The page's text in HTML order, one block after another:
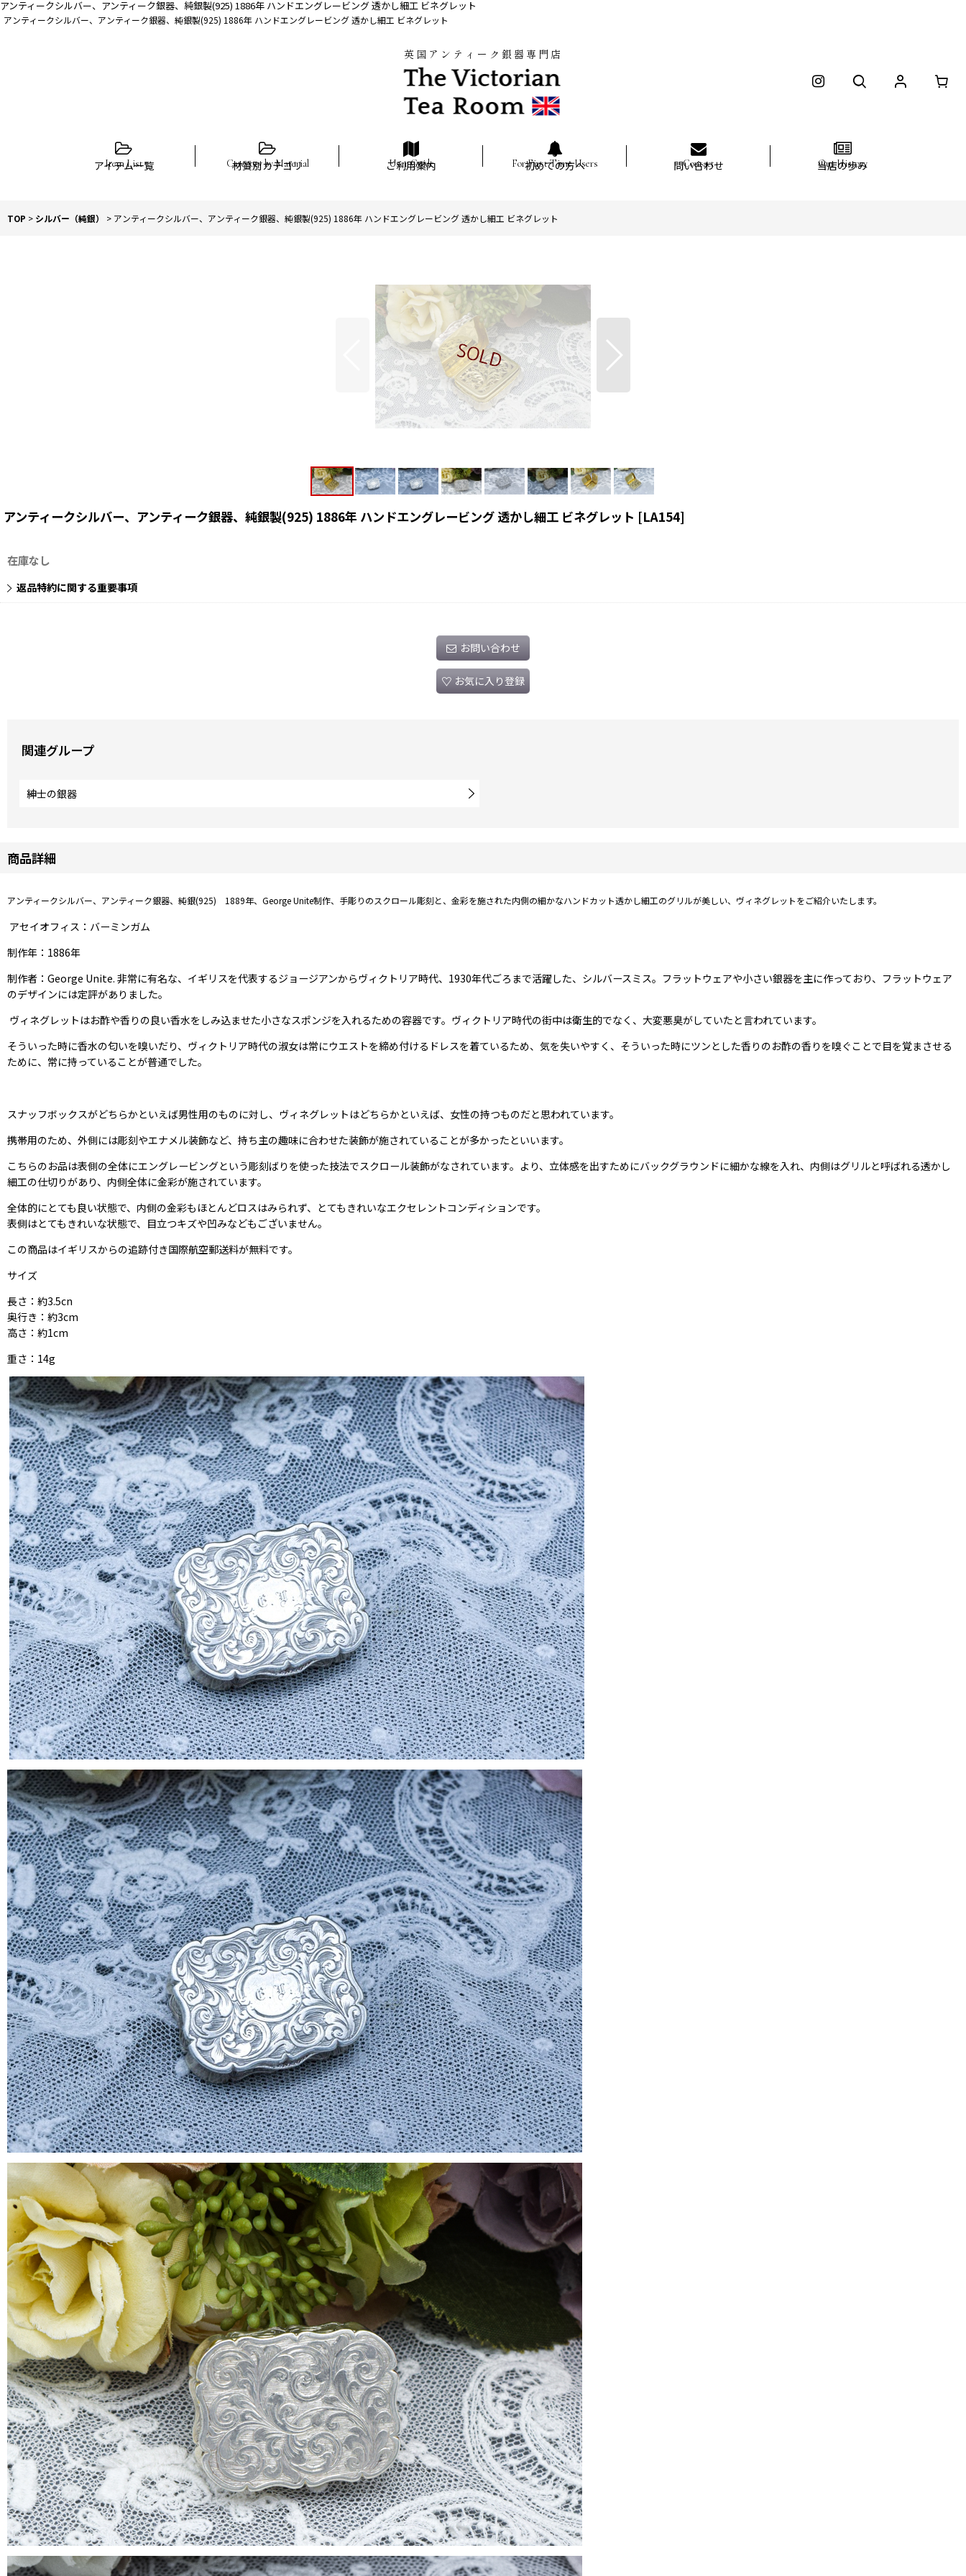
アンティークシルバー、アンティーク銀器、純銀製(925) 1886年 ハンドエングレービング 透かし細工 ビネグレット
アンティークシルバー、アンティーク銀器、純銀製(925) 1886年 ハンドエングレービング 透かし細工 ビネグレット
英国アンティーク銀器専門店
アイテム一覧 材質別カテゴリ ご利用案内 初めての方へ 問い合わせ 当店の歩み
TOP > シルバー（純銀） > アンティークシルバー、アンティーク銀器、純銀製(925) 1886年 ハンドエングレービング 透かし細工 ビネグレット
アンティークシルバー、アンティーク銀器、純銀製(925) 1886年 ハンドエングレービング 透かし細工 ビネグレット [LA154]
在庫なし
返品特約に関する重要事項
お問い合わせ
お気に入り登録
関連グループ
紳士の銀器
商品詳細
アンティークシルバー、アンティーク銀器、純銀(925) 1889年、George Unite制作、手彫りのスクロール彫刻と、金彩を施された内側の細かなハンドカット透かし細工のグリルが美しい、ヴィネグレットをご紹介いたします。
アセイオフィス：バーミンガム
制作年：1886年
制作者：George Unite. 非常に有名な、イギリスを代表するジョージアンからヴィクトリア時代、1930年代ごろまで活躍した、シルバースミス。フラットウェアや小さい銀器を主に作っており、フラットウェア
のデザインには定評がありました。
ヴィネグレットはお酢や香りの良い香水をしみ込ませた小さなスポンジを入れるための容器です。ヴィクトリア時代の街中は衛生的でなく、大変悪臭がしていたと言われています。
そういった時に香水の匂いを嗅いだり、ヴィクトリア時代の淑女は常にウエストを締め付けるドレスを着ているため、気を失いやすく、そういった時にツンとした香りのお酢の香りを嗅ぐことで目を覚まさせる
ために、常に持っていることが普通でした。
スナッフボックスがどちらかといえば男性用のものに対し、ヴィネグレットはどちらかといえば、女性の持つものだと思われています。
携帯用のため、外側には彫刻やエナメル装飾など、持ち主の趣味に合わせた装飾が施されていることが多かったといいます。
こちらのお品は表側の全体にエングレービングという彫刻ばりを使った技法でスクロール装飾がなされています。より、立体感を出すためにバックグラウンドに細かな線を入れ、内側はグリルと呼ばれる透かし
細工の仕切りがあり、内側全体に金彩が施されています。
全体的にとても良い状態で、内側の金彩もほとんどロスはみられず、とてもきれいなエクセレントコンディションです。
表側はとてもきれいな状態で、目立つキズや凹みなどもございません。
この商品はイギリスからの追跡付き国際航空郵送料が無料です。
サイズ
長さ：約3.5cn
奥行き：約3cm
高さ：約1cm
重さ：14g